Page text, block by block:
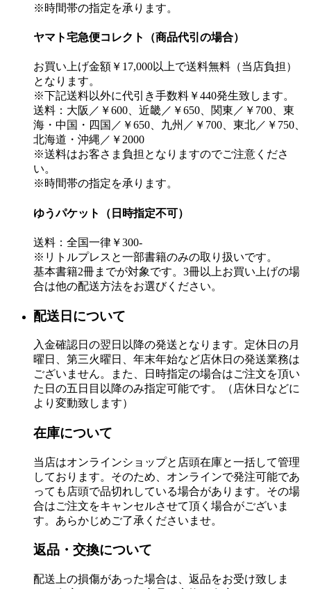
※時間帯の指定を承ります。
ヤマト宅急便コレクト（商品代引の場合）
お買い上げ金額￥17,000以上で送料無料（当店負担）
となります。
※下記送料以外に代引き手数料￥440発生致します。
送料：大阪／￥600、近畿／￥650、関東／￥700、東
海・中国・四国／￥650、九州／￥700、東北／￥750、
北海道・沖縄／￥2000
※送料はお客さま負担となりますのでご注意くださ
い。
※時間帯の指定を承ります。
ゆうパケット（日時指定不可）
送料：全国一律￥300-
※リトルプレスと一部書籍のみの取り扱いです。
基本書籍2冊までが対象です。3冊以上お買い上げの場
合は他の配送方法をお選びください。
配送日について
入金確認日の翌日以降の発送となります。定休日の月
曜日、第三火曜日、年末年始など店休日の発送業務は
ございません。また、日時指定の場合はご注文を頂い
た日の五日目以降のみ指定可能です。（店休日などに
より変動致します）
在庫について
当店はオンラインショップと店頭在庫と一括して管理
しております。そのため、オンラインで発注可能であ
っても店頭で品切れしている場合があります。その場
合はご注文をキャンセルさせて頂く場合がございま
す。あらかじめご了承くださいませ。
返品・交換について
配送上の損傷があった場合は、返品をお受け致しま